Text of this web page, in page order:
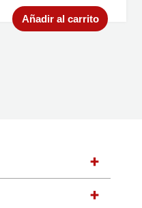
Añadir al carrito